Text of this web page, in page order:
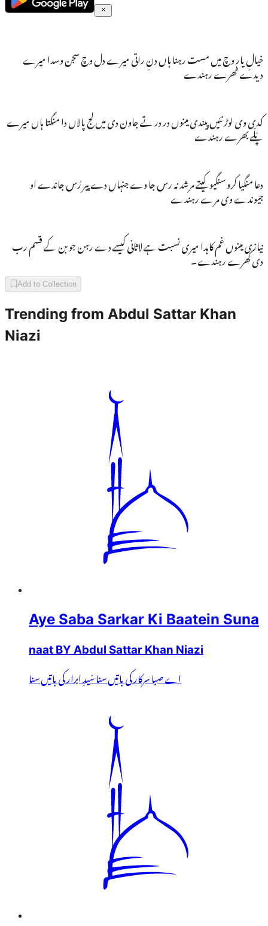
خیالِ یار وچ میں مست رہنا ہاں دنِ راتی میرے دل وچ سجن وسدا میرے
دیدے ٹھرے رہندے
کدی وی لوڑ نئیں پیندی مینوں در در تے جاون دی میں لج پالاں دا منگتا ہاں میرے
پَلّے بھرے رہندے
دعا منگیا کرو سنگیو کیتے مرشد نہ رس جا وے جنہاں دے پیر رُس جاندے او
جیوندے وی مرے رہندے
نیازی مینوں غم کاہدا میری نسبت ہے لاثانی کیسے دے رہن جو بن کے قسم رب
دی کھرے رہندے۔
Add to Collection
Trending from Abdul Sattar Khan
Niazi
Aye Saba Sarkar Ki Baatein Suna
naat BY Abdul Sattar Khan Niazi
اے صبا سرکار کی باتیں سنا سّیدِ ابرار کی باتیں سنا